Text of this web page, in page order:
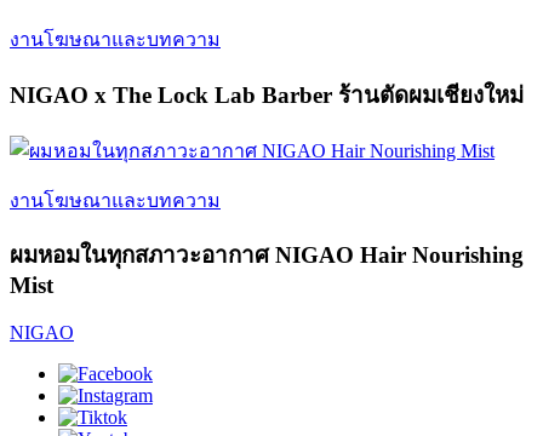
งานโฆษณาและบทความ
NIGAO x The Lock Lab Barber ร้านตัดผมเชียงใหม่
งานโฆษณาและบทความ
ผมหอมในทุกสภาวะอากาศ NIGAO Hair Nourishing
Mist
NIGAO